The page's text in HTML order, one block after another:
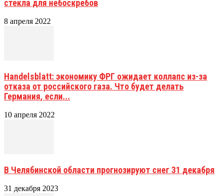
стекла для небоскребов
8 апреля 2022
Handelsblatt: экономику ФРГ ожидает коллапс из-за
отказа от российского газа. Что будет делать
Германия, если...
10 апреля 2022
В Челябинской области прогнозируют снег 31 декабря
31 декабря 2023